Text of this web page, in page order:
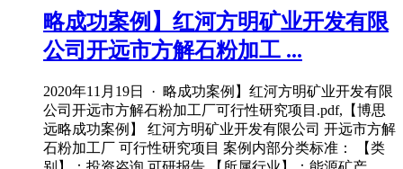
略成功案例】红河方明矿业开发有限
公司开远市方解石粉加工 ...
2020年11月19日 · 略成功案例】红河方明矿业开发有限
公司开远市方解石粉加工厂可行性研究项目.pdf,【博思
远略成功案例】 红河方明矿业开发有限公司 开远市方解
石粉加工厂 可行性研究项目 案例内部分类标准： 【类